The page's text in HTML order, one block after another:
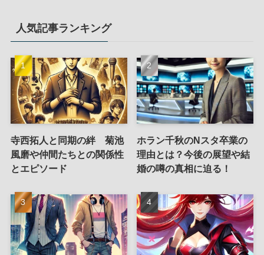
人気記事ランキング
寺西拓人と同期の絆 菊池
風磨や仲間たちとの関係性
とエピソード
ホラン千秋のNスタ卒業の
理由とは？今後の展望や結
婚の噂の真相に迫る！